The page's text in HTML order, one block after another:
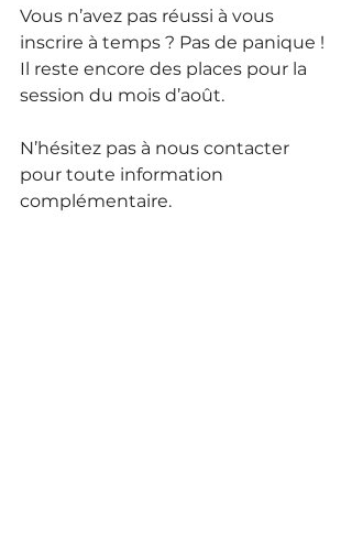
Vous n’avez pas réussi à vous
inscrire à temps ? Pas de panique !
Il reste encore des places pour la
session du mois d’août.
N’hésitez pas à nous contacter
pour toute information
complémentaire.